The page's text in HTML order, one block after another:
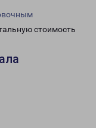
стоимость